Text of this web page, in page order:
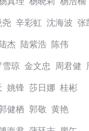
辛彩虹 沈海波 张
杰 陆紫浩 陈伟
琼 金文忠 周君健
姚锋 莎日娜 桂彬
健栖 郭敬 黄艳